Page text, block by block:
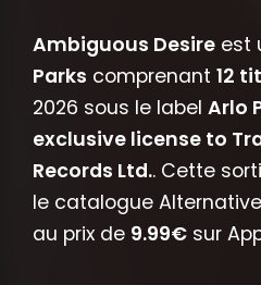
Ambiguous Desire est
Parks comprenant 12
2026 sous le label Arlo
exclusive license to
Records Ltd.. Cette
le catalogue
au prix de 9.99€ sur